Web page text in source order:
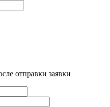
отправки заявки